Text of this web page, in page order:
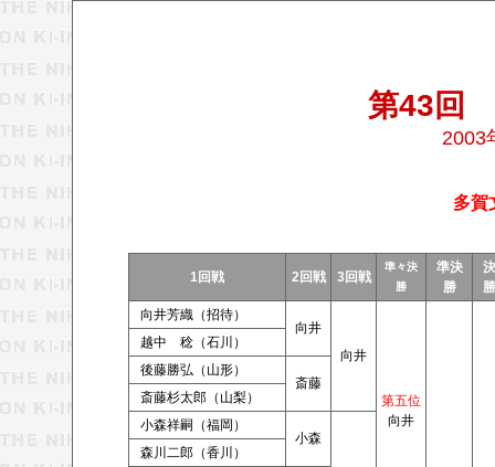
第43回
2003
多賀
1回戦 2回戦 3回戦
準々決
勝
準決
勝
決
勝
向井芳織（招待）
向井
向井
第五位
向井
越中 稔（石川）
後藤勝弘（山形）
斎藤
斎藤杉太郎（山梨）
小森祥嗣（福岡）
小森
森川二郎（香川）